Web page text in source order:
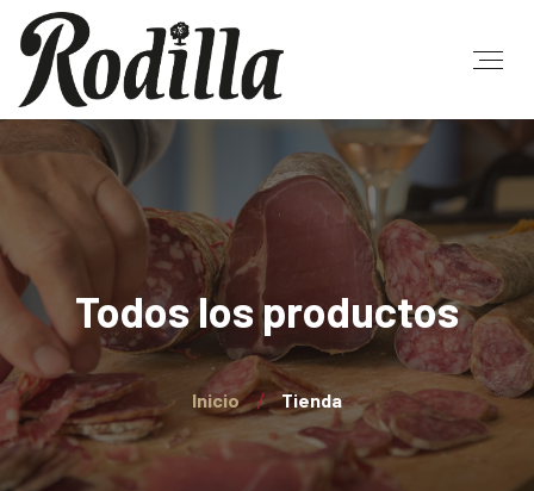
Todos los productos
Inicio Tienda